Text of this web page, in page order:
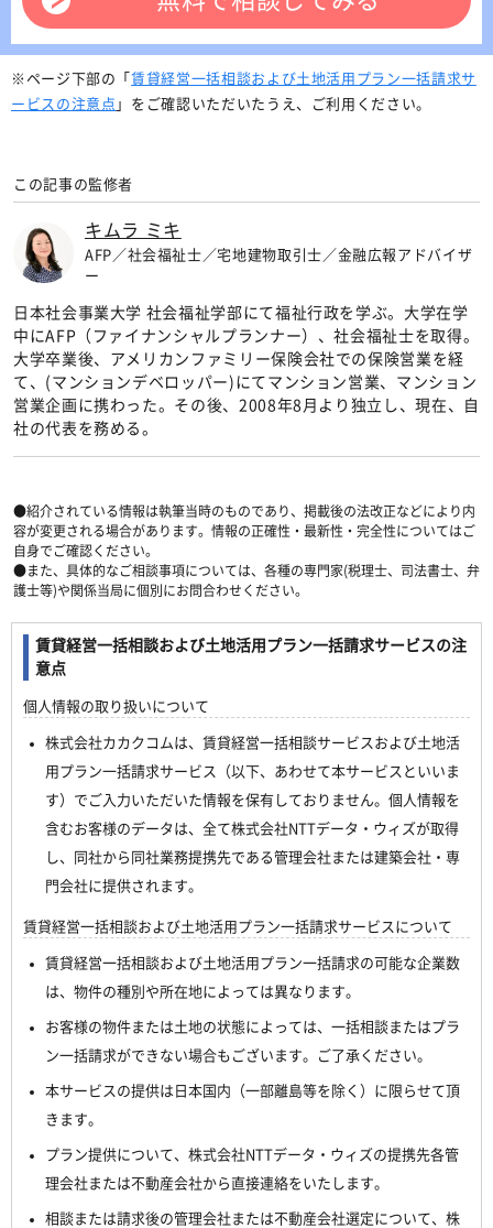
※ページ下部の「賃貸経営一括相談および土地活用プラン一括請求サ
ービスの注意点 」をご確認いただいたうえ、ご利用ください。
この記事の監修者
キムラ ミキ
AFP／社会福祉士／宅地建物取引士／金融広報アドバイザ
ー
日本社会事業大学 社会福祉学部にて福祉行政を学ぶ。大学在学
中にAFP（ファイナンシャルプランナー）、社会福祉士を取得。
大学卒業後、アメリカンファミリー保険会社での保険営業を経
て、(マンションデベロッパー)にてマンション営業、マンション
営業企画に携わった。その後、2008年8月より独立し、現在、自
社の代表を務める。
●紹介されている情報は執筆当時のものであり、掲載後の法改正などにより内
容が変更される場合があります。情報の正確性・最新性・完全性についてはご
自身でご確認ください。
●また、具体的なご相談事項については、各種の専門家(税理士、司法書士、弁
護士等)や関係当局に個別にお問合わせください。
賃貸経営一括相談および土地活用プラン一括請求サービスの注
意点
個人情報の取り扱いについて
株式会社カカクコムは、賃貸経営一括相談サービスおよび土地活
用プラン一括請求サービス（以下、あわせて本サービスといいま
す）でご入力いただいた情報を保有しておりません。個人情報を
含むお客様のデータは、全て株式会社NTTデータ・ウィズが取得
し、同社から同社業務提携先である管理会社または建築会社・専
門会社に提供されます。
賃貸経営一括相談および土地活用プラン一括請求サービスについて
賃貸経営一括相談および土地活用プラン一括請求の可能な企業数
は、物件の種別や所在地によっては異なります。
お客様の物件または土地の状態によっては、一括相談またはプラ
ン一括請求ができない場合もございます。ご了承ください。
本サービスの提供は日本国内（一部離島等を除く）に限らせて頂
きます。
プラン提供について、株式会社NTTデータ・ウィズの提携先各管
理会社または不動産会社から直接連絡をいたします。
相談または請求後の管理会社または不動産会社選定について、株